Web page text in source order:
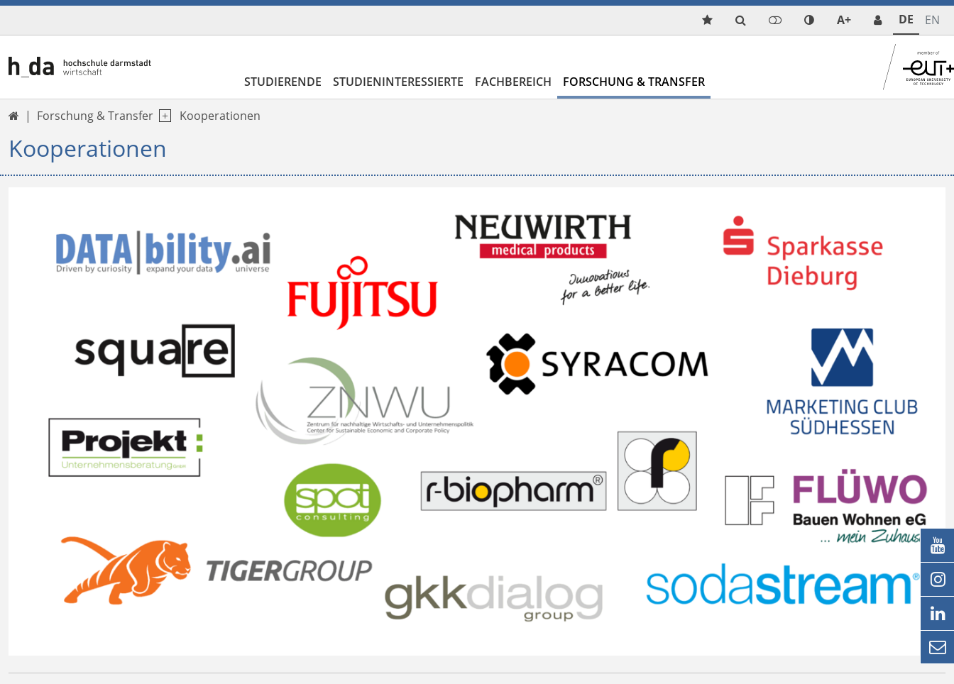
A+ DE EN
STUDIERENDE STUDIENINTERESSIERTE FACHBEREICH FORSCHUNG & TRANSFER
 Forschung & Transfer Kooperationen
Kooperationen
Previous Next



